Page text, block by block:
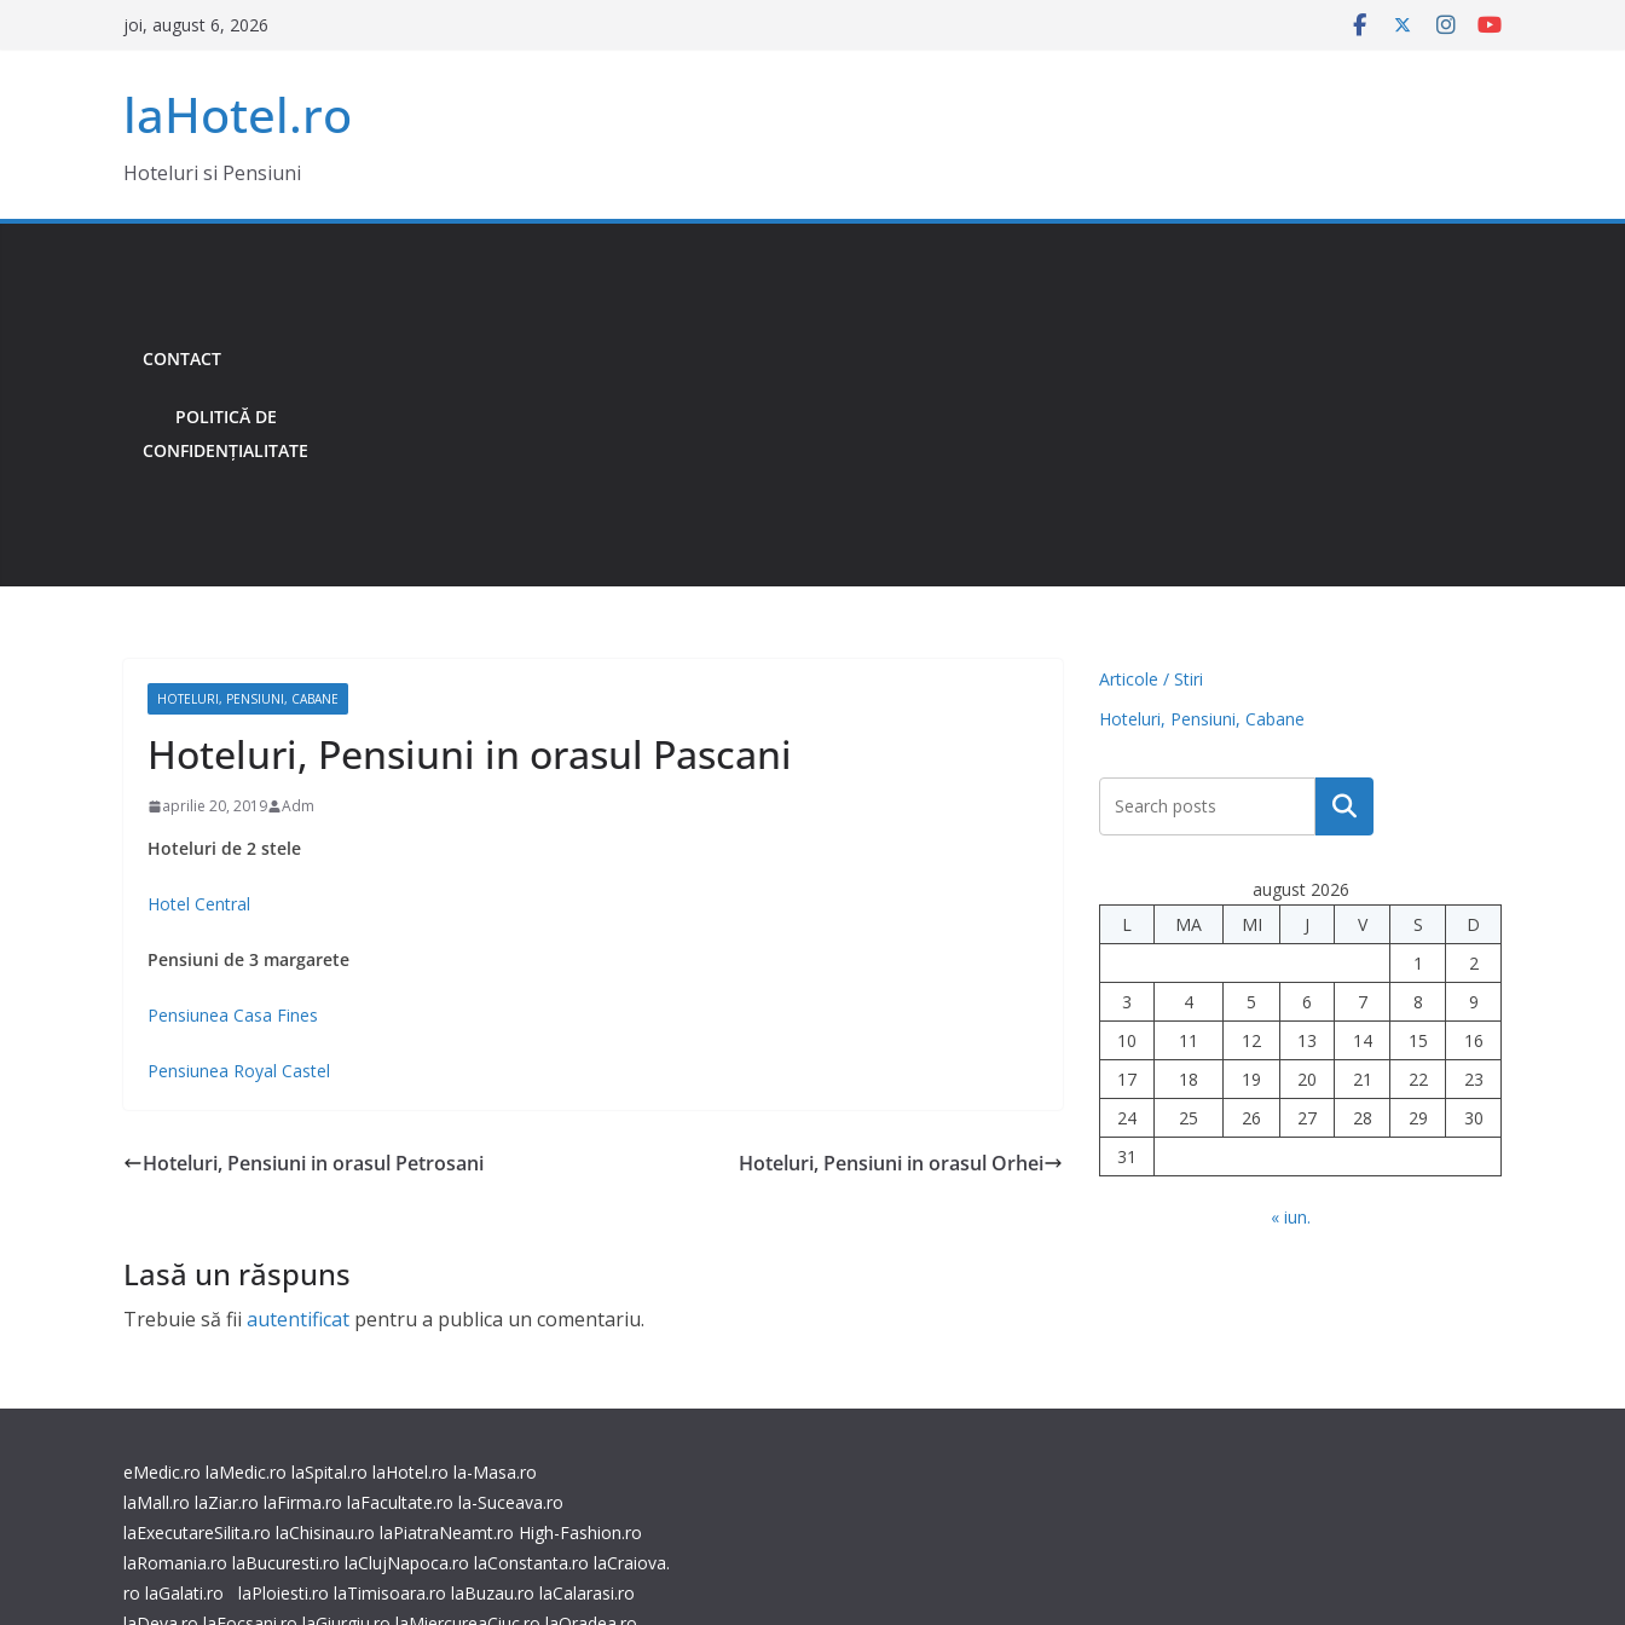
joi, august 6, 2026
laHotel.ro
Hoteluri si Pensiuni
CONTACT
POLITICĂ DE
CONFIDENȚIALITATE
HOTELURI, PENSIUNI, CABANE
Hoteluri, Pensiuni in orasul Pascani
aprilie 20, 2019 Adm
Hoteluri de 2 stele
Hotel Central
Pensiuni de 3 margarete
Pensiunea Casa Fines
Pensiunea Royal Castel
Hoteluri, Pensiuni in orasul Petrosani Hoteluri, Pensiuni in orasul Orhei
Lasă un răspuns
Trebuie să fii autentificat pentru a publica un comentariu.
Articole / Stiri
Hoteluri, Pensiuni, Cabane
Caută
august 2026
L
MA MI J V S
D
1
2
3
4 5 6 7 8
9
10
11 12 13 14 15
16
17
18 19 20 21 22
23
24
25 26 27 28 29
30
31
« iun.
eMedic.ro laMedic.ro laSpital.ro laHotel.ro la-Masa.ro
laMall.ro laZiar.ro laFirma.ro laFacultate.ro la-Suceava.ro
laExecutareSilita.ro laChisinau.ro laPiatraNeamt.ro High-Fashion.ro
laRomania.ro laBucuresti.ro laClujNapoca.ro laConstanta.ro laCraiova.
ro laGalati.ro laPloiesti.ro laTimisoara.ro laBuzau.ro laCalarasi.ro